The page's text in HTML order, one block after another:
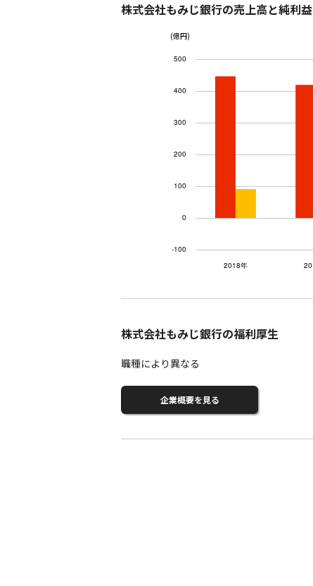
株式会社もみじ銀行の売上高と純利益
(億円)
株式会社もみじ銀行の福利厚生
職種により異なる
企業概要を見る